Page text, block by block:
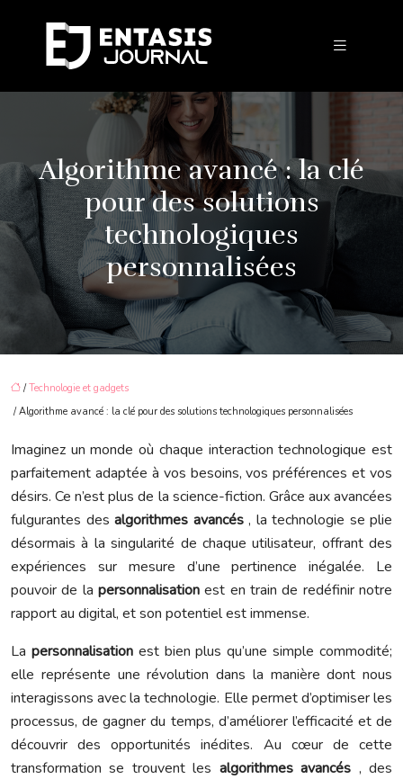
Algorithme avancé : la clé
pour des solutions
technologiques
personnalisées
/Technologie et gadgets
/ Algorithme avancé : la clé pour des solutions technologiques personnalisées
Imaginez un monde où chaque interaction technologique est
parfaitement adaptée à vos besoins, vos préférences et vos
désirs. Ce n’est plus de la science-fiction. Grâce aux avancées
fulgurantes des algorithmes avancés , la technologie se plie
désormais à la singularité de chaque utilisateur, offrant des
expériences sur mesure d’une pertinence inégalée. Le
pouvoir de la personnalisationest en train de redéfinir notre
rapport au digital, et son potentiel est immense.
La personnalisation est bien plus qu’une simple commodité;
elle représente une révolution dans la manière dont nous
interagissons avec la technologie. Elle permet d’optimiser les
processus, de gagner du temps, d’améliorer l’efficacité et de
découvrir des opportunités inédites. Au cœur de cette
transformation se trouvent les algorithmes avancés , des